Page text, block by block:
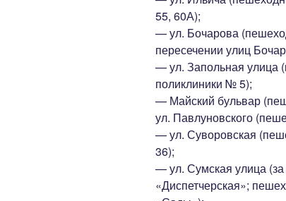
55, 60А);
— ул. Бочарова
пересечении улиц
— ул. Запольная улица
поликлиники № 5);
— Майский бульвар
ул. Павлуновского
— ул. Суворовская
36);
— ул. Сумская улица (за
«Диспетчерская»;